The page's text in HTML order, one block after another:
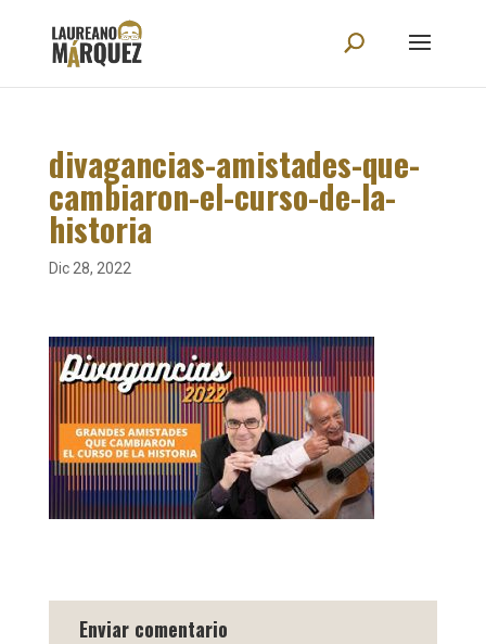
divagancias-amistades-que-
cambiaron-el-curso-de-la-
historia
Dic 28, 2022
Enviar comentario